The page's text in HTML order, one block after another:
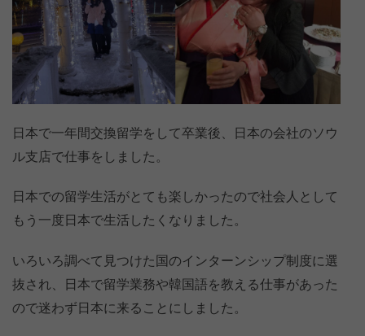
日本で一年間交換留学をして卒業後、日本の会社のソウ
ル支店で仕事をしました。
日本での留学生活がとても楽しかったので社会人として
もう一度日本で生活したくなりました。
いろいろ調べて見つけた国のインターンシップ制度に選
抜され、日本で留学業務や韓国語を教える仕事があった
ので迷わず日本に来ることにしました。